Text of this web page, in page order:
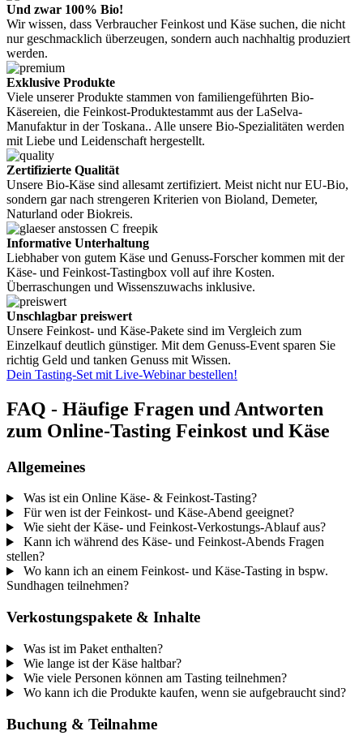
Und zwar 100% Bio!
Wir wissen, dass Verbraucher Feinkost und Käse suchen, die nicht
nur geschmacklich überzeugen, sondern auch nachhaltig produziert
werden.
Exklusive Produkte
Viele unserer Produkte stammen von familiengeführten Bio-
Käsereien, die Feinkost-Produktestammt aus der LaSelva-
Manufaktur in der Toskana.. Alle unsere Bio-Spezialitäten werden
mit Liebe und Leidenschaft hergestellt.
Zertifizierte Qualität
Unsere Bio-Käse sind allesamt zertifiziert. Meist nicht nur EU-Bio,
sondern gar nach strengeren Kriterien von Bioland, Demeter,
Naturland oder Biokreis.
Informative Unterhaltung
Liebhaber von gutem Käse und Genuss-Forscher kommen mit der
Käse- und Feinkost-Tastingbox voll auf ihre Kosten.
Überraschungen und Wissenszuwachs inklusive.
Unschlagbar preiswert
Unsere Feinkost- und Käse-Pakete sind im Vergleich zum
Einzelkauf deutlich günstiger. Mit dem Genuss-Event sparen Sie
richtig Geld und tanken Genuss mit Wissen.
Dein Tasting-Set mit Live-Webinar bestellen!
FAQ - Häufige Fragen und Antworten
zum Online-Tasting Feinkost und Käse
Allgemeines
Was ist ein Online Käse- & Feinkost-Tasting?
Für wen ist der Feinkost- und Käse-Abend geeignet?
Wie sieht der Käse- und Feinkost-Verkostungs-Ablauf aus?
Kann ich während des Käse- und Feinkost-Abends Fragen
stellen?
Wo kann ich an einem Feinkost- und Käse-Tasting in bspw.
Sundhagen teilnehmen?
Verkostungspakete & Inhalte
Was ist im Paket enthalten?
Wie lange ist der Käse haltbar?
Wie viele Personen können am Tasting teilnehmen?
Wo kann ich die Produkte kaufen, wenn sie aufgebraucht sind?
Buchung & Teilnahme